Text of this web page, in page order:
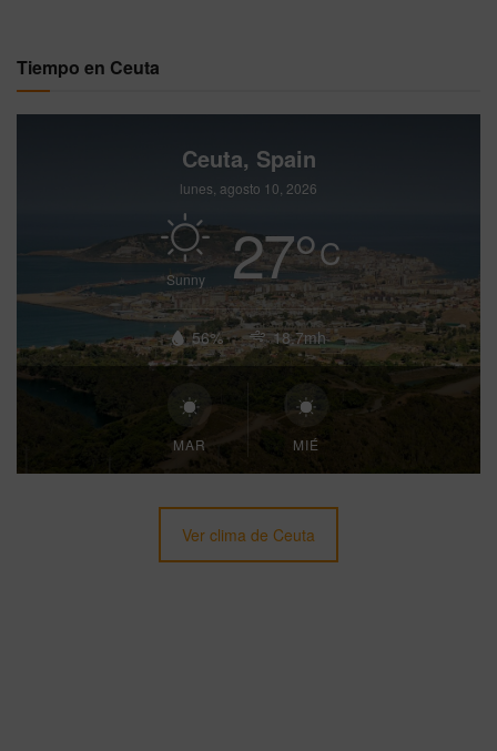
Tiempo en Ceuta
Ceuta, Spain
lunes, agosto 10, 2026
Sunny 27°C
56% 18.7mh
MAR MIÉ
Ver clima de Ceuta